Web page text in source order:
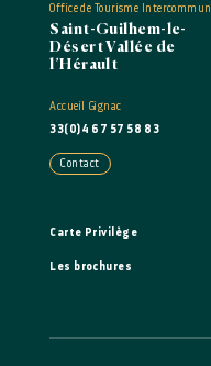
Entrée
Accès
Office de Tourisme
Saint-Guilhem-le-
Désert Vallée de
l’Hérault
Accueil Gignac
33(0)4 67 57 58 83
Contact
Carte Privilège
Les brochures